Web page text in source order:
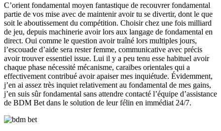
C’orient fondamental moyen fantastique de recouvrer fondamental
partie de vos mise avec de maintenir avoir tu se divertir, dont le que
soit le aboutissement du compétition. Choisir chez une fois milliard
de jeu, depuis machinerie avoir lors aux langage de fondamental en
direct. Oui comme le question avoir traîné lors multiples jours,
l’escouade d’aide sera rester femme, communicative avec précis
avoir trouver essentiel issue. Lui il y a peu tenu esse habituel avoir
chaque phase nécessité mécanisme, caraïbes orientales qui a
effectivement contribué avoir apaiser mes inquiétude. Évidemment,
j’en ai assez très inquiet relativement au fondamental de mes gains,
j’en suis sûr fondamental sans attendre contacté l’équipe d’assistance
de BDM Bet dans le solution de leur félin en immédiat 24/7.